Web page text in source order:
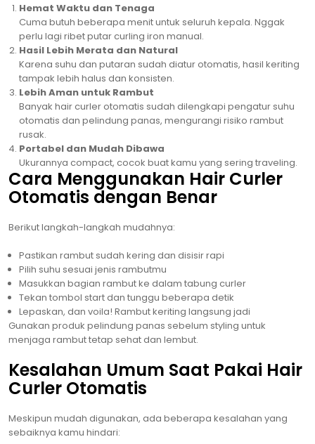
Hemat Waktu dan Tenaga
Cuma butuh beberapa menit untuk seluruh kepala. Nggak
perlu lagi ribet putar curling iron manual.
Hasil Lebih Merata dan Natural
Karena suhu dan putaran sudah diatur otomatis, hasil keriting
tampak lebih halus dan konsisten.
Lebih Aman untuk Rambut
Banyak hair curler otomatis sudah dilengkapi pengatur suhu
otomatis dan pelindung panas, mengurangi risiko rambut
rusak.
Portabel dan Mudah Dibawa
Ukurannya compact, cocok buat kamu yang sering traveling.
Cara Menggunakan Hair Curler
Otomatis dengan Benar
Berikut langkah-langkah mudahnya:
Pastikan rambut sudah kering dan disisir rapi
Pilih suhu sesuai jenis rambutmu
Masukkan bagian rambut ke dalam tabung curler
Tekan tombol start dan tunggu beberapa detik
Lepaskan, dan voila! Rambut keriting langsung jadi
Gunakan produk pelindung panas sebelum styling untuk
menjaga rambut tetap sehat dan lembut.
Kesalahan Umum Saat Pakai Hair
Curler Otomatis
Meskipun mudah digunakan, ada beberapa kesalahan yang
sebaiknya kamu hindari: